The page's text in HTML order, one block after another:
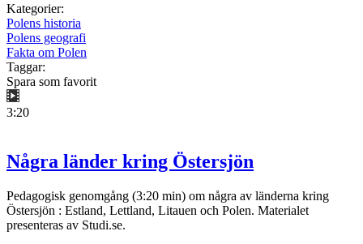
Kategorier:
Polens historia
Polens geografi
Fakta om Polen
Taggar:
Spara som favorit
3:20
Några länder kring Östersjön
Pedagogisk genomgång (3:20 min) om några av länderna kring
Östersjön : Estland, Lettland, Litauen och Polen. Materialet
presenteras av Studi.se.